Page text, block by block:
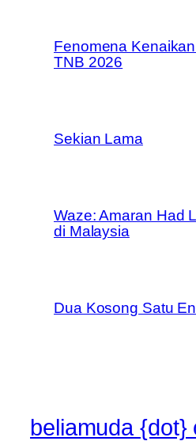
Fenomena Kenaikan
TNB 2026
Sekian Lama
Waze: Amaran Had
di Malaysia
Dua Kosong Satu
beliamuda {dot}